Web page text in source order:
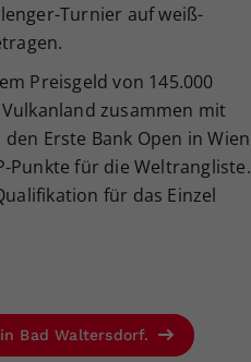
Turnier auf weiß-
Preisgeld von 145.000
zusammen mit
Erste Bank Open in Wien
Punkte für die Weltrangliste.
für das Einzel
Bad Waltersdorf.